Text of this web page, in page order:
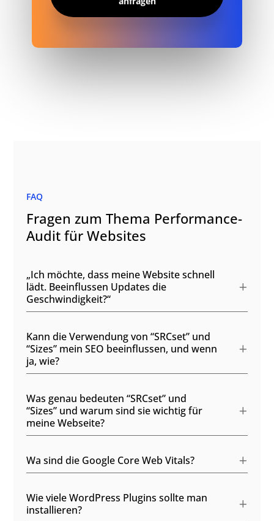
FAQ
Fragen zum Thema Performance-
Audit für Websites
„Ich möchte, dass meine Website schnell
lädt. Beeinflussen Updates die
Geschwindigkeit?“
Kann die Verwendung von “SRCset” und
“Sizes” mein SEO beeinflussen, und wenn
ja, wie?
Was genau bedeuten “SRCset” und
“Sizes” und warum sind sie wichtig für
meine Webseite?
Wa sind die Google Core Web Vitals?
Wie viele WordPress Plugins sollte man
installieren?